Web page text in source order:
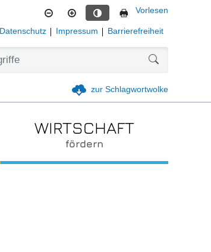
Kontrastmodus aktivieren
Vorlesen
Datenschutz Impressum Barrierefreiheit
zur Schlagwortwolke
WIRTSCHAFT
fördern